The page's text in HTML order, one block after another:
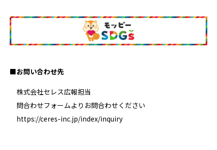
■お問い合わせ先
株式会社セレス広報担当
問合わせフォームよりお問合わせください
https://ceres-inc.jp/index/inquiry